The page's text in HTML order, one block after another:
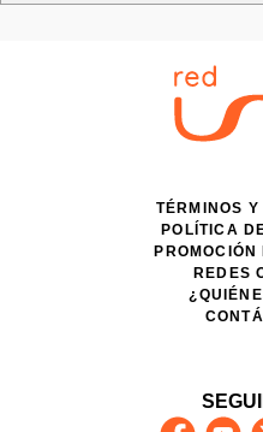
TÉRMINOS
POLÍTICA
REDES